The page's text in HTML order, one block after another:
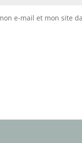
e-mail et mon site